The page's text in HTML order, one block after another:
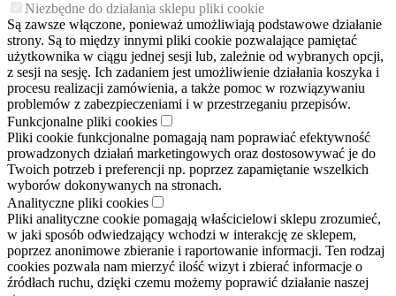
Niezbędne do działania sklepu pliki cookie
Są zawsze włączone, ponieważ umożliwiają podstawowe działanie
strony. Są to między innymi pliki cookie pozwalające pamiętać
użytkownika w ciągu jednej sesji lub, zależnie od wybranych opcji,
z sesji na sesję. Ich zadaniem jest umożliwienie działania koszyka i
procesu realizacji zamówienia, a także pomoc w rozwiązywaniu
problemów z zabezpieczeniami i w przestrzeganiu przepisów.
Funkcjonalne pliki cookies
Pliki cookie funkcjonalne pomagają nam poprawiać efektywność
prowadzonych działań marketingowych oraz dostosowywać je do
Twoich potrzeb i preferencji np. poprzez zapamiętanie wszelkich
wyborów dokonywanych na stronach.
Analityczne pliki cookies
Pliki analityczne cookie pomagają właścicielowi sklepu zrozumieć,
w jaki sposób odwiedzający wchodzi w interakcję ze sklepem,
poprzez anonimowe zbieranie i raportowanie informacji. Ten rodzaj
cookies pozwala nam mierzyć ilość wizyt i zbierać informacje o
źródłach ruchu, dzięki czemu możemy poprawić działanie naszej